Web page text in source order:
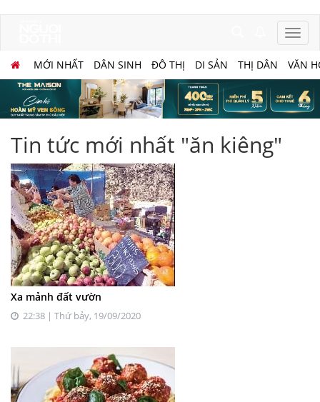
MỚI NHẤT DÂN SINH ĐÔ THỊ DI SẢN THỊ DÂN VĂN
Tin tức mới nhất "ăn kiêng"
Xa mảnh đất vườn
22:38 | Thứ bảy, 19/09/2020